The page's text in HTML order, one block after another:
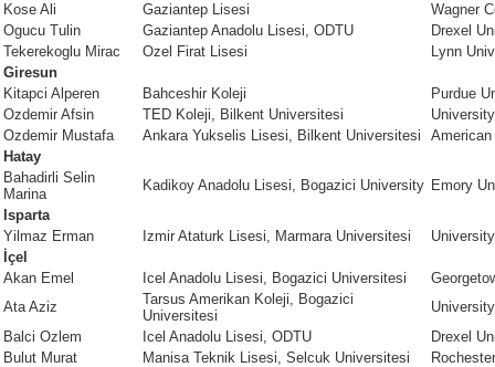
Kose Ali
Gaziantep Lisesi
Wagner
Ogucu Tulin
Gaziantep Anadolu Lisesi, ODTU
Drexel
Tekerekoglu Mirac
Ozel Firat Lisesi
Lynn
Giresun
Kitapci Alperen
Bahceshir Koleji
Purdue
Ozdemir Afsin
TED Koleji, Bilkent Universitesi
Ozdemir Mustafa
Ankara Yukselis Lisesi, Bilkent Universitesi
Hatay
Bahadirli Selin
Marina
Kadikoy Anadolu Lisesi, Bogazici University Emory
Isparta
Yilmaz Erman
Izmir Ataturk Lisesi, Marmara Universitesi
İçel
Akan Emel
Icel Anadolu Lisesi, Bogazici Universitesi
Ata Aziz
Tarsus Amerikan Koleji, Bogazici
Universitesi
Balci Ozlem
Icel Anadolu Lisesi, ODTU
Drexel
Bulut Murat
Manisa Teknik Lisesi, Selcuk Universitesi